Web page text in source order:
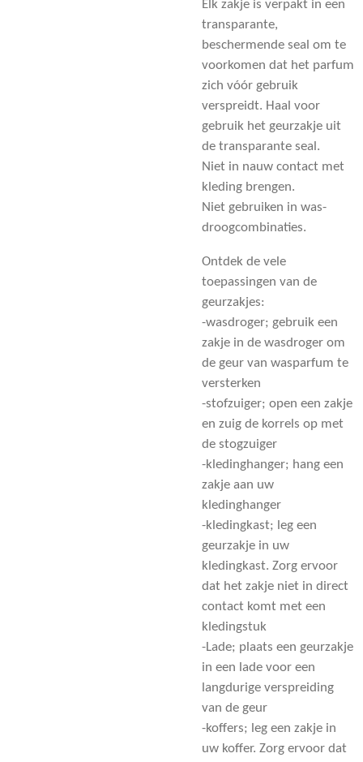
Elk zakje is verpakt in een
transparante,
beschermende seal om te
voorkomen dat het parfum
zich vóór gebruik
verspreidt. Haal voor
gebruik het geurzakje uit
de transparante seal.
Niet in nauw contact met
kleding brengen.
Niet gebruiken in was-
droogcombinaties.
Ontdek de vele
toepassingen van de
geurzakjes:
-wasdroger; gebruik een
zakje in de wasdroger om
de geur van wasparfum te
versterken
-stofzuiger; open een zakje
en zuig de korrels op met
de stogzuiger
-kledinghanger; hang een
zakje aan uw
kledinghanger
-kledingkast; leg een
geurzakje in uw
kledingkast. Zorg ervoor
dat het zakje niet in direct
contact komt met een
kledingstuk
-Lade; plaats een geurzakje
in een lade voor een
langdurige verspreiding
van de geur
-koffers; leg een zakje in
uw koffer. Zorg ervoor dat